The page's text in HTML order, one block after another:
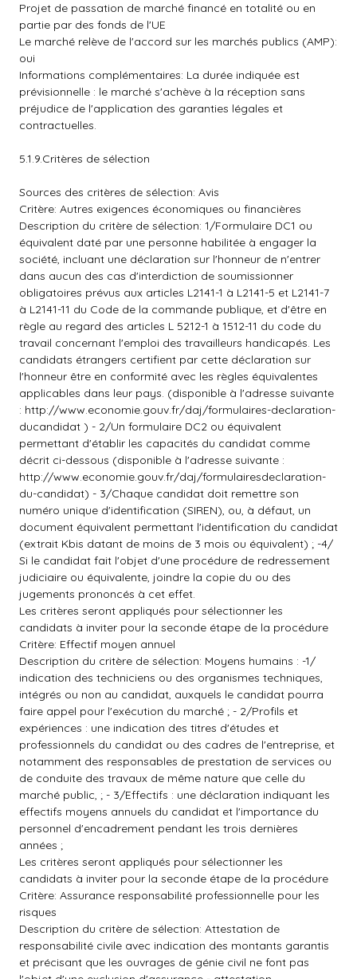
Projet de passation de marché financé en totalité ou en
partie par des fonds de l'UE
Le marché relève de l'accord sur les marchés publics (AMP):
oui
Informations complémentaires: La durée indiquée est
prévisionnelle : le marché s'achève à la réception sans
préjudice de l'application des garanties légales et
contractuelles.
5.1.9.Critères de sélection
Sources des critères de sélection: Avis
Critère: Autres exigences économiques ou financières
Description du critère de sélection: 1/Formulaire DC1 ou
équivalent daté par une personne habilitée à engager la
société, incluant une déclaration sur l'honneur de n'entrer
dans aucun des cas d'interdiction de soumissionner
obligatoires prévus aux articles L2141-1 à L2141-5 et L2141-7
à L2141-11 du Code de la commande publique, et d'être en
règle au regard des articles L 5212-1 à 1512-11 du code du
travail concernant l'emploi des travailleurs handicapés. Les
candidats étrangers certifient par cette déclaration sur
l'honneur être en conformité avec les règles équivalentes
applicables dans leur pays. (disponible à l'adresse suivante
: http://www.economie.gouv.fr/daj/formulaires-declaration-
ducandidat ) - 2/Un formulaire DC2 ou équivalent
permettant d'établir les capacités du candidat comme
décrit ci-dessous (disponible à l'adresse suivante :
http://www.economie.gouv.fr/daj/formulairesdeclaration-
du-candidat) - 3/Chaque candidat doit remettre son
numéro unique d'identification (SIREN), ou, à défaut, un
document équivalent permettant l'identification du candidat
(extrait Kbis datant de moins de 3 mois ou équivalent) ; -4/
Si le candidat fait l'objet d'une procédure de redressement
judiciaire ou équivalente, joindre la copie du ou des
jugements prononcés à cet effet.
Les critères seront appliqués pour sélectionner les
candidats à inviter pour la seconde étape de la procédure
Critère: Effectif moyen annuel
Description du critère de sélection: Moyens humains : -1/
indication des techniciens ou des organismes techniques,
intégrés ou non au candidat, auxquels le candidat pourra
faire appel pour l'exécution du marché ; - 2/Profils et
expériences : une indication des titres d'études et
professionnels du candidat ou des cadres de l'entreprise, et
notamment des responsables de prestation de services ou
de conduite des travaux de même nature que celle du
marché public, ; - 3/Effectifs : une déclaration indiquant les
effectifs moyens annuels du candidat et l'importance du
personnel d'encadrement pendant les trois dernières
années ;
Les critères seront appliqués pour sélectionner les
candidats à inviter pour la seconde étape de la procédure
Critère: Assurance responsabilité professionnelle pour les
risques
Description du critère de sélection: Attestation de
responsabilité civile avec indication des montants garantis
et précisant que les ouvrages de génie civil ne font pas